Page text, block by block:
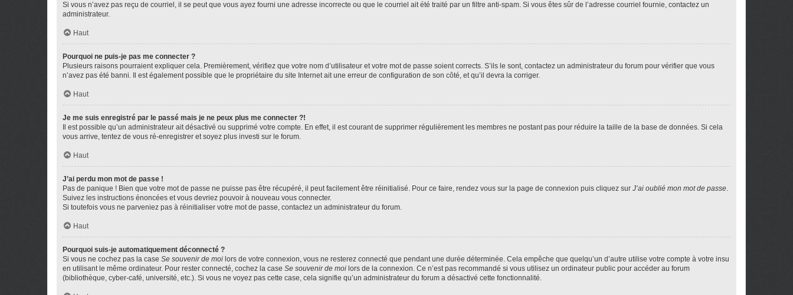
Si vous n’avez pas reçu de courriel, il se peut que vous ayez fourni une adresse incorrecte ou que le courriel ait été traité par un filtre anti-spam. Si vous êtes sûr de l’adresse courriel fournie, contactez un
administrateur.
Haut
Pourquoi ne puis-je pas me connecter ?
Plusieurs raisons pourraient expliquer cela. Premièrement, vérifiez que votre nom d’utilisateur et votre mot de passe soient corrects. S’ils le sont, contactez un administrateur du forum pour vérifier que vous
n’avez pas été banni. Il est également possible que le propriétaire du site Internet ait une erreur de configuration de son côté, et qu’il devra la corriger.
Haut
Je me suis enregistré par le passé mais je ne peux plus me connecter ?!
Il est possible qu’un administrateur ait désactivé ou supprimé votre compte. En effet, il est courant de supprimer régulièrement les membres ne postant pas pour réduire la taille de la base de données. Si cela
vous arrive, tentez de vous ré-enregistrer et soyez plus investi sur le forum.
Haut
J’ai perdu mon mot de passe !
Pas de panique ! Bien que votre mot de passe ne puisse pas être récupéré, il peut facilement être réinitialisé. Pour ce faire, rendez vous sur la page de connexion puis cliquez sur J’ai oublié mon mot de passe.
Suivez les instructions énoncées et vous devriez pouvoir à nouveau vous connecter.
Si toutefois vous ne parveniez pas à réinitialiser votre mot de passe, contactez un administrateur du forum.
Haut
Pourquoi suis-je automatiquement déconnecté ?
Si vous ne cochez pas la case Se souvenir de moi lors de votre connexion, vous ne resterez connecté que pendant une durée déterminée. Cela empêche que quelqu’un d’autre utilise votre compte à votre insu
en utilisant le même ordinateur. Pour rester connecté, cochez la case Se souvenir de moi lors de la connexion. Ce n’est pas recommandé si vous utilisez un ordinateur public pour accéder au forum
(bibliothèque, cyber-café, université, etc.). Si vous ne voyez pas cette case, cela signifie qu’un administrateur du forum a désactivé cette fonctionnalité.